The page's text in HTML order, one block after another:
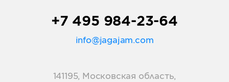
+7 495 984-23-64
info@jagajam.com
141195, Московская область,